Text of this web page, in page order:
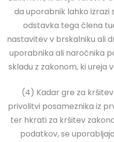
da uporabnik lahko izrazi
odstavka tega člena
nastavitev v brskalniku ali
uporabnika ali naročnika
skladu z zakonom, ki ureja
(4) Kadar gre za
privolitvi posameznika iz
ter hkrati za kršitev
podatkov, se